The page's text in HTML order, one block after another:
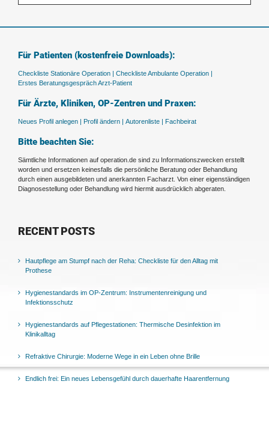
Für Patienten (kostenfreie Downloads):
Checkliste Stationäre Operation | Checkliste Ambulante Operation |
Erstes Beratungsgespräch Arzt-Patient
Für Ärzte, Kliniken, OP-Zentren und Praxen:
Neues Profil anlegen | Profil ändern | Autorenliste | Fachbeirat
Bitte beachten Sie:
Sämtliche Informationen auf operation.de sind zu Informationszwecken erstellt
worden und ersetzen keinesfalls die persönliche Beratung oder Behandlung
durch einen ausgebildeten und anerkannten Facharzt. Von einer eigenständigen
Diagnosestellung oder Behandlung wird hiermit ausdrücklich abgeraten.
RECENT POSTS
Hautpflege am Stumpf nach der Reha: Checkliste für den Alltag mit
Prothese
Hygienestandards im OP-Zentrum: Instrumentenreinigung und
Infektionsschutz
Hygienestandards auf Pflegestationen: Thermische Desinfektion im
Klinikalltag
Refraktive Chirurgie: Moderne Wege in ein Leben ohne Brille
Endlich frei: Ein neues Lebensgefühl durch dauerhafte Haarentfernung